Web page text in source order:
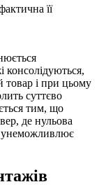
її
консолідуються,
товар і при цьому
суттєво
тим, що
де нульова
унеможливлює